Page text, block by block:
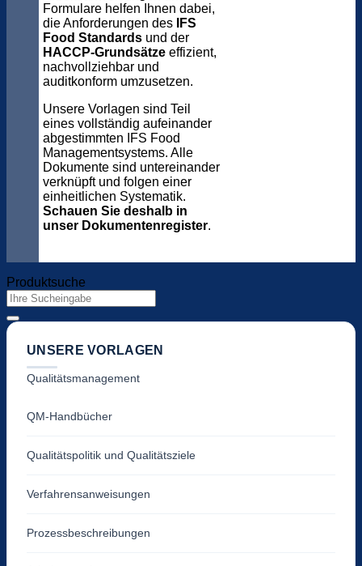
Formulare helfen Ihnen dabei,
die Anforderungen des
IFS
Food Standards und der
HACCP-Grundsätze effizient,
nachvollziehbar und
auditkonform umzusetzen.
Unsere Vorlagen sind Teil
eines vollständig aufeinander
abgestimmten IFS Food
Managementsystems. Alle
Dokumente sind untereinander
verknüpft und folgen einer
einheitlichen Systematik.
Schauen Sie deshalb in
unser Dokumentenregister.
Produktsuche
Suchen
nach:
UNSERE VORLAGEN
Qualitätsmanagement
QM-Handbücher
Qualitätspolitik und Qualitätsziele
Verfahrensanweisungen
Prozessbeschreibungen